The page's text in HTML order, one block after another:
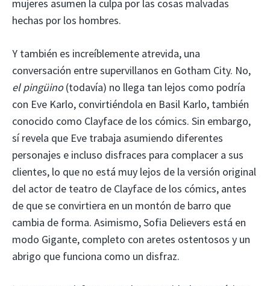
mujeres asumen la culpa por las cosas malvadas
hechas por los hombres.
Y también es increíblemente atrevida, una
conversación entre supervillanos en Gotham City. No,
el pingüino(todavía) no llega tan lejos como podría
con Eve Karlo, convirtiéndola en Basil Karlo, también
conocido como Clayface de los cómics. Sin embargo,
sí revela que Eve trabaja asumiendo diferentes
personajes e incluso disfraces para complacer a sus
clientes, lo que no está muy lejos de la versión original
del actor de teatro de Clayface de los cómics, antes
de que se convirtiera en un montón de barro que
cambia de forma. Asimismo, Sofia Delievers está en
modo Gigante, completo con aretes ostentosos y un
abrigo que funciona como un disfraz.